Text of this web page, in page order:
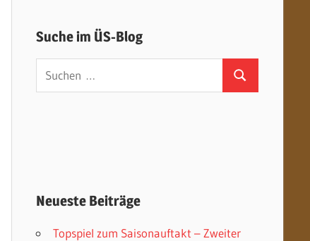
Suche im ÜS-Blog
Suchen
nach:
Suchen
Neueste Beiträge
Topspiel zum Saisonauftakt – Zweiter